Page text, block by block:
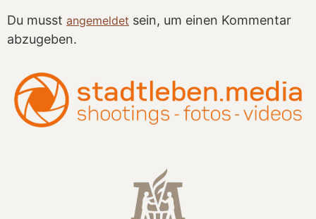
Du musst angemeldet sein, um einen Kommentar
abzugeben.